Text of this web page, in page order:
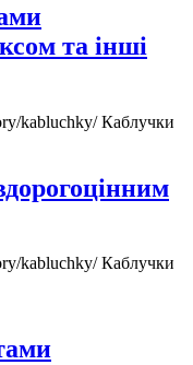
та інші
kabluchky/Каблучки
kabluchky/Каблучки